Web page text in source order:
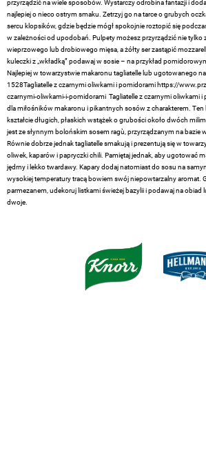
przyrządzić na wiele sposobów. Wystarczy odrobina fantazji i
najlepiej o nieco ostrym smaku. Zetrzyj go na tarce o grubych
sercu klopsików, gdzie będzie mógł spokojnie roztopić się
w zależności od upodobań. Pulpety możesz przyrządzić nie tylko
wieprzowego lub drobiowego mięsa, a żółty ser zastąpić
kuleczki z „wkładką” podawaj w sosie – na przykład
Najlepiej w towarzystwie makaronu tagliatelle lub ugotowanego
1528Tagliatelle z czarnymi oliwkami i pomidorami https://
czarnymi-oliwkami-i-pomidorami Tagliatelle z czarnymi oliwkami i
dla miłośników makaronu i pikantnych sosów z charakterem.
kształcie długich, płaskich wstążek o grubości około dwóch
jest ze słynnym bolońskim sosem ragù, przyrządzanym na bazie
Równie dobrze jednak tagliatelle smakują i prezentują się w
oliwek, kaparów i papryczki chili. Pamiętaj jednak, aby ugotować
jędrny i lekko twardawy. Kapary dodaj natomiast do sosu na
wysokiej temperatury tracą bowiem swój niepowtarzalny aromat.
parmezanem, udekoruj listkami świeżej bazylii i podawaj na obiad
dwoje.